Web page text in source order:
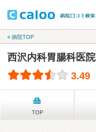
« 病院TOP
西沢内科胃腸科医院
3.49
TOP